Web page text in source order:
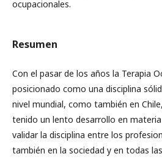
ocupacionales.
Resumen
Con el pasar de los años la Terapia
posicionado como una disciplina
nivel mundial, como también en
tenido un lento desarrollo en
validar la disciplina entre los
también en la sociedad y en todas